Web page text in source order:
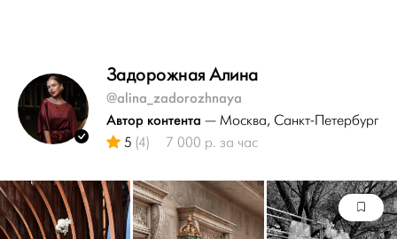
Задорожная Алина
@alina_zadorozhnaya
Автор контента — Москва, Санкт-Петербург
5 (4) 7 000 р. за час